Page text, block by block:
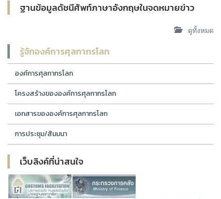
ฐานข้อมูลดัชนีศัพท์ภาษาอังกฤษในจดหมายข่าว
ดูทั้งหมด
รู้จักองค์การศุลกากรโลก
องค์การศุลกากรโลก
โครงสร้างขององค์การศุลกากรโลก
เอกสารขององค์การศุลกากรโลก
การประชุม/สัมมนา
เว็บลิงค์ที่น่าสนใจ